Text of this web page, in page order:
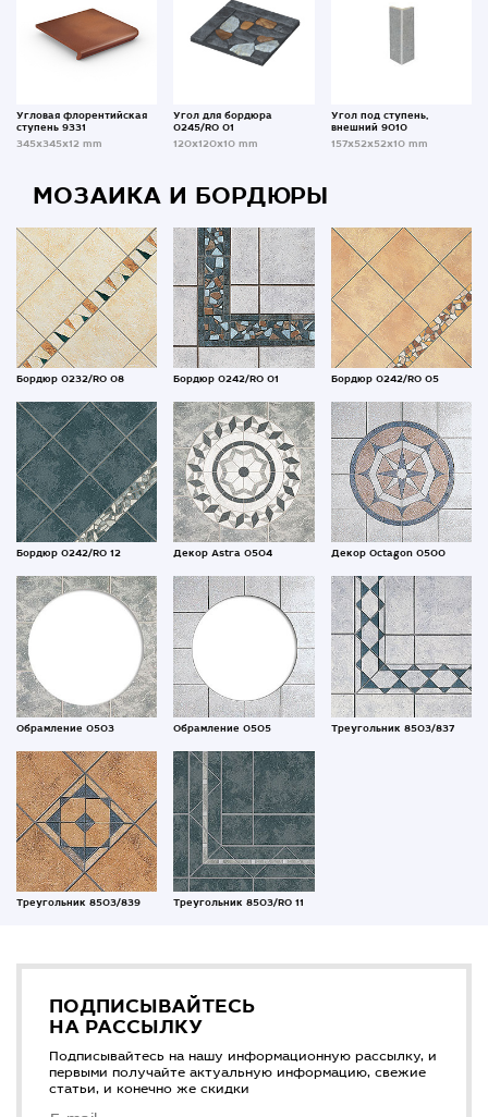
Угловая флорентийская
ступень 9331
345x345x12 mm
Угол для бордюра
0245/RO 01
120x120x10 mm
Угол под ступень,
внешний 9010
157x52x52x10 mm
МОЗАИКА И БОРДЮРЫ
Бордюр 0232/RO 08 Бордюр 0242/RO 01 Бордюр 0242/RO 05
Бордюр 0242/RO 12 Декор Astra 0504 Декор Octagon 0500
Обрамление 0503 Обрамление 0505 Треугольник 8503/837
Треугольник 8503/839 Треугольник 8503/RO 11
ПОДПИСЫВАЙТЕСЬ
НА РАССЫЛКУ
Подписывайтесь на нашу информационную рассылку, и
первыми получайте актуальную информацию, свежие
статьи, и конечно же скидки